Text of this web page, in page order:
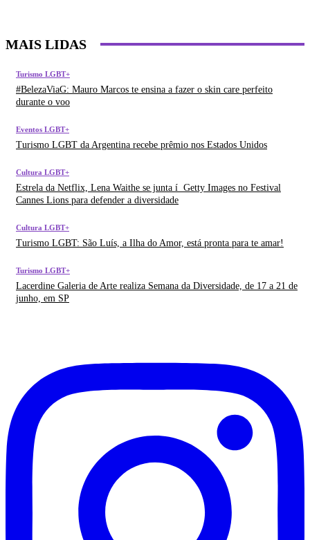
MAIS LIDAS
Turismo LGBT+
#BelezaViaG: Mauro Marcos te ensina a fazer o skin care perfeito
durante o voo
Eventos LGBT+
Turismo LGBT da Argentina recebe prêmio nos Estados Unidos
Cultura LGBT+
Estrela da Netflix, Lena Waithe se junta í Getty Images no Festival
Cannes Lions para defender a diversidade
Cultura LGBT+
Turismo LGBT: São Luí­s, a Ilha do Amor, está pronta para te amar!
Turismo LGBT+
Lacerdine Galeria de Arte realiza Semana da Diversidade, de 17 a 21 de
junho, em SP